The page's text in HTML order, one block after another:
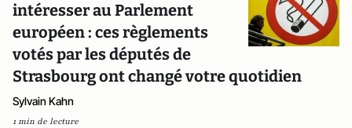
intéresser au Parlement
européen : ces règlements
votés par les députés de
Strasbourg ont changé votre quotidien
Sylvain Kahn
1 min de lecture